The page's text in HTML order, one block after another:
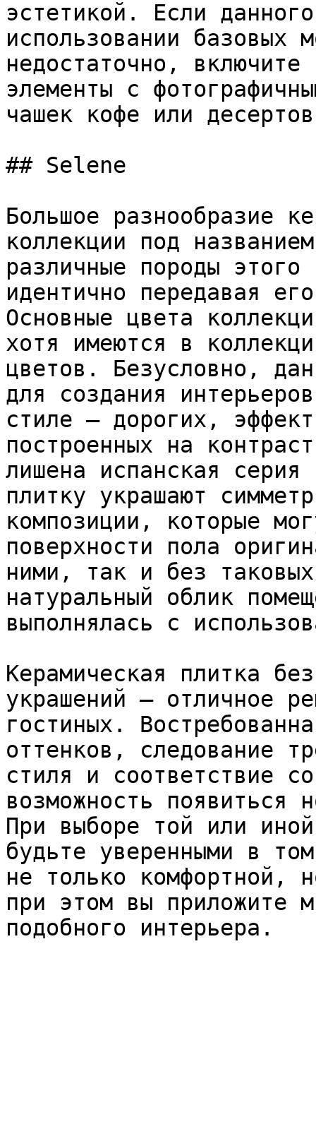
эстетикой. Если
использовании базовых
недостаточно,
элементы с
чашек кофе или
## Selene
Большое разнообразие
коллекции под
различные породы
идентично передавая
Основные цвета
хотя имеются в
цветов. Безусловно,
для создания
стиле – дорогих,
построенных на
лишена испанская
плитку украшают
композиции, которые
поверхности пола
ними, так и без
натуральный облик
выполнялась с
Керамическая плитка
украшений – отличное
гостиных.
оттенков, следование
стиля и соответствие
возможность появиться
При выборе той или
будьте уверенными в
не только комфортной,
при этом вы приложите
подобного интерьера.